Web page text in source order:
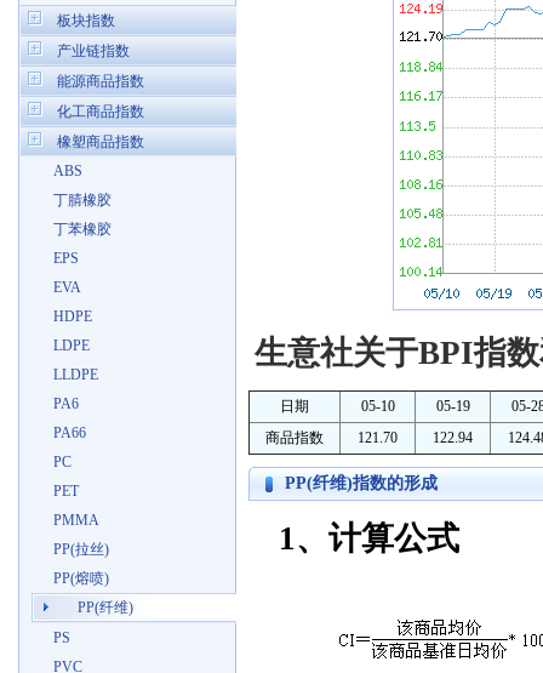
板块指数
产业链指数
能源商品指数
化工商品指数
橡塑商品指数
ABS
丁腈橡胶
丁苯橡胶
EPS
EVA
HDPE
LDPE
LLDPE
PA6
PA66
PC
PET
PMMA
PP(拉丝)
PP(熔喷)
PP(纤维)
PS
PVC
生意社关于BPI指
日期 05-10 05-19
05-
商品指数
121.70 122.94
PP(纤维)指数的形成
1、计算公式